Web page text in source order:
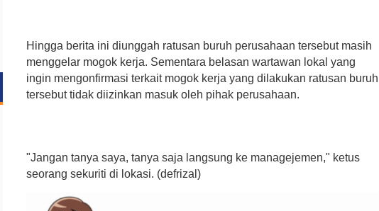
Hingga berita ini diunggah ratusan buruh perusahaan tersebut masih
menggelar mogok kerja. Sementara belasan wartawan lokal yang
ingin mengonfirmasi terkait mogok kerja yang dilakukan ratusan buruh
tersebut tidak diizinkan masuk oleh pihak perusahaan.
"Jangan tanya saya, tanya saja langsung ke managejemen," ketus
seorang sekuriti di lokasi. (defrizal)